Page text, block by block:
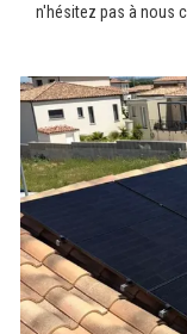
n'hésitez pas à nous